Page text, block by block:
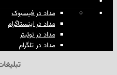
مداد در فیسبوک
مداد در اینستاگرام
مداد در توئیتر
مداد در تلگرام